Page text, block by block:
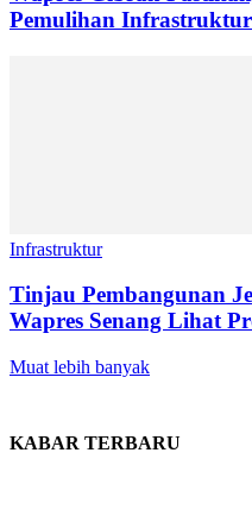
Pemulihan
Infrastruktur
Tinjau Pembangunan
Wapres Senang Lihat
Muat lebih banyak
KABAR TERBARU